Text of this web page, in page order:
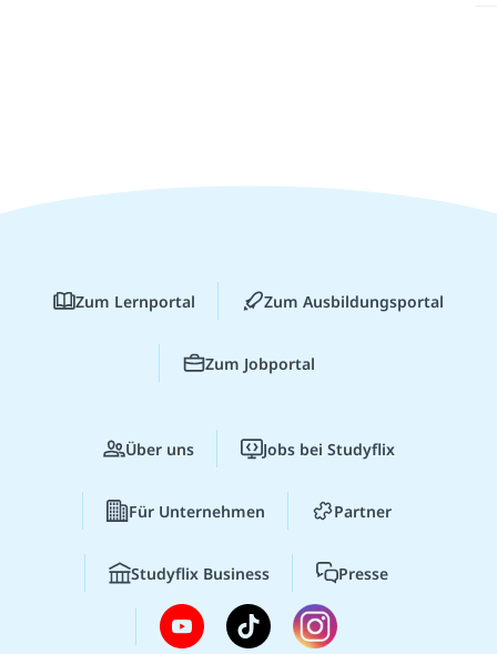
Zum Lernportal Zum Ausbildungsportal
Zum Jobportal
Über uns Jobs bei Studyflix
Für Unternehmen Partner
Studyflix Business Presse